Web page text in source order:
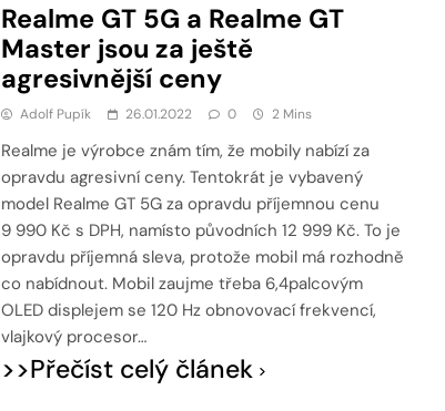
Realme GT 5G a Realme GT
Master jsou za ještě
agresivnější ceny
Adolf Pupík 26.01.2022 0 2 Mins
Realme je výrobce znám tím, že mobily nabízí za
opravdu agresivní ceny. Tentokrát je vybavený
model Realme GT 5G za opravdu příjemnou cenu
9 990 Kč s DPH, namísto původních 12 999 Kč. To je
opravdu příjemná sleva, protože mobil má rozhodně
co nabídnout. Mobil zaujme třeba 6,4palcovým
OLED displejem se 120 Hz obnovovací frekvencí,
vlajkový procesor…
>>Přečíst celý článek